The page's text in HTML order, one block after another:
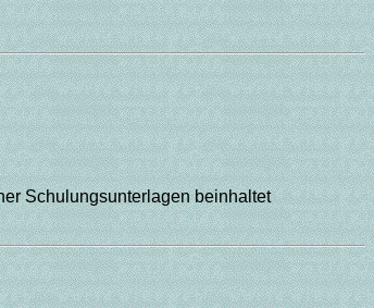
Schulungsunterlagen beinhaltet